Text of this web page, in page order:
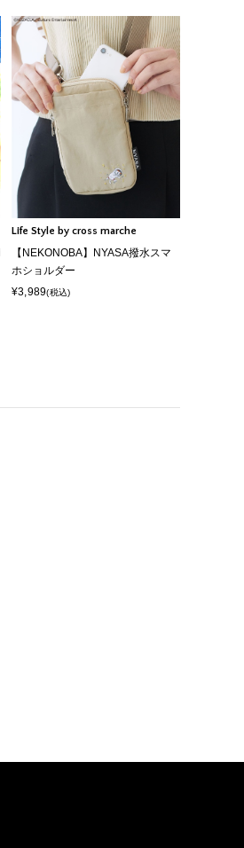
Life Style by cross marche
【NEKONOBA】NYASA撥水スマ
ホショルダー
¥3,989(税込)